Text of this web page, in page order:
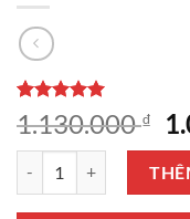
5.00trên 5
dựa trên
1
đánh giá
1.130.000₫
Đệm hơi chống loét